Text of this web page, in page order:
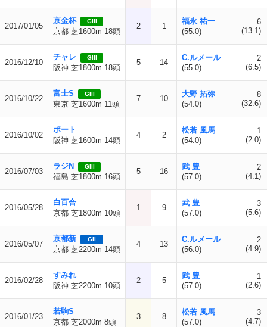
2017/01/05
京金杯 GIII
京都 芝1600m 18頭
2 1
福永 祐一
(55.0)
6
(13.1)
2016/12/10
チャレ GIII
阪神 芝1800m 18頭
5 14
C.ルメール
(55.0)
2
(6.5)
2016/10/22
富士S GIII
東京 芝1600m 11頭
7 10
大野 拓弥
(54.0)
8
(32.6)
2016/10/02
ポート
阪神 芝1600m 14頭
4 2
松若 風馬
(54.0)
1
(2.0)
2016/07/03
ラジN GIII
福島 芝1800m 16頭
5 16
武 豊
(57.0)
2
(4.1)
2016/05/28
白百合
京都 芝1800m 10頭
1 9
武 豊
(57.0)
3
(5.6)
2016/05/07
京都新 GII
京都 芝2200m 14頭
4 13
C.ルメール
(56.0)
2
(4.9)
2016/02/28
すみれ
阪神 芝2200m 10頭
2 5
武 豊
(57.0)
1
(2.6)
2016/01/23
若駒S
京都 芝2000m 8頭
3 8
松若 風馬
(57.0)
3
(4.7)